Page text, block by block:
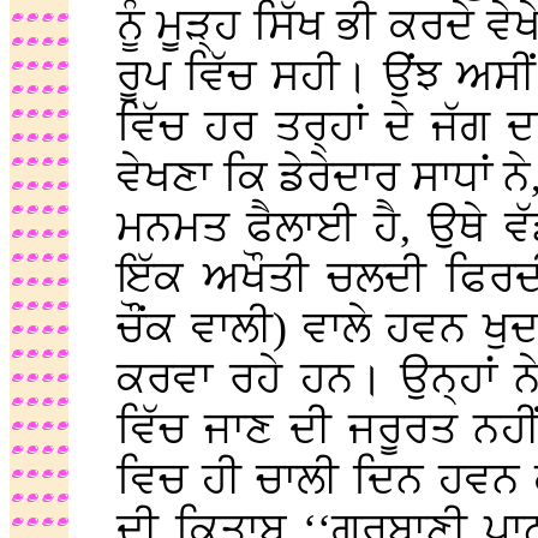
ਨੂੰ ਮੂੜ੍ਹ ਸਿੱਖ ਭੀ ਕਰਦੇ
ਰੂਪ ਵਿੱਚ ਸਹੀ। ਉਂਝ
ਵਿੱਚ ਹਰ ਤਰ੍ਹਾਂ ਦੇ ਜੱਗ
ਵੇਖਣਾ ਕਿ ਡੇਰੇਦਾਰ ਸਾਧਾਂ
ਮਨਮਤ ਫੈਲਾਈ ਹੈ, ਉਥੇ
ਇੱਕ ਅਖੌਤੀ ਚਲਦੀ
ਚੌਂਕ ਵਾਲੀ) ਵਾਲੇ ਹਵਨ
ਕਰਵਾ ਰਹੇ ਹਨ। ਉਨ੍ਹਾਂ
ਵਿੱਚ ਜਾਣ ਦੀ ਜਰੂਰਤ
ਵਿਚ ਹੀ ਚਾਲੀ ਦਿਨ